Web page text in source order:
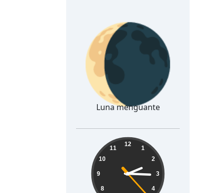
🌘
Luna menguante
02:15:24 12
1
2
3
4
8
9
10
11